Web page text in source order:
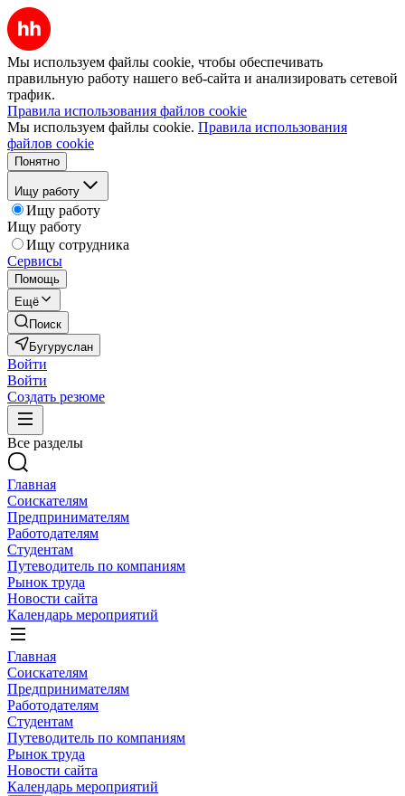
Мы используем файлы cookie, чтобы обеспечивать
правильную работу нашего веб-сайта и анализировать сетевой
трафик.
Правила использования файлов cookie
Мы используем файлы cookie. Правила использования
файлов cookie
Понятно
Ищу работу
Ищу работу
Ищу работу
Ищу сотрудника
Сервисы
Помощь
Ещё
Поиск
Бугуруслан
Войти
Войти
Создать резюме
Все разделы
Главная
Соискателям
Предпринимателям
Работодателям
Студентам
Путеводитель по компаниям
Рынок труда
Новости сайта
Календарь мероприятий
Главная
Соискателям
Предпринимателям
Работодателям
Студентам
Путеводитель по компаниям
Рынок труда
Новости сайта
Календарь мероприятий